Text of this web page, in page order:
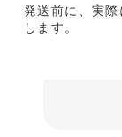
発送前に、実
します。